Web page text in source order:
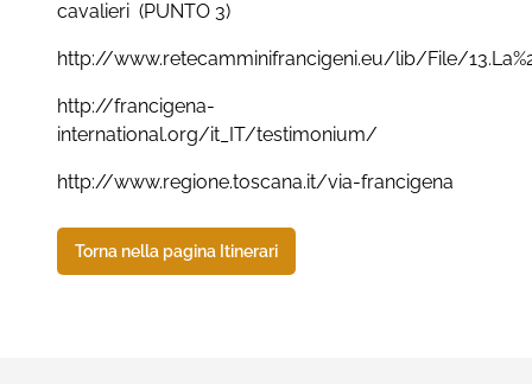
cavalieri (PUNTO 3)
http://www.retecamminifrancigeni.eu/lib/File/
http://francigena-
international.org/it_IT/testimonium/
http://www.regione.toscana.it/via-francigena
Torna nella pagina Itinerari